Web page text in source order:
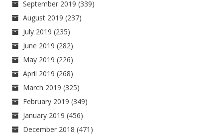
September 2019 (339)
August 2019 (237)
July 2019 (235)
June 2019 (282)
May 2019 (226)
April 2019 (268)
March 2019 (325)
February 2019 (349)
January 2019 (456)
December 2018 (471)